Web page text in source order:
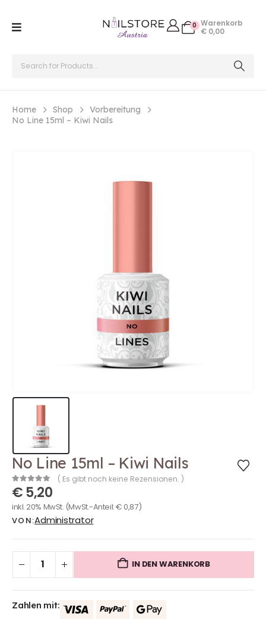
0 Warenkorb
€ 0,00
Home Shop
Vorbereitung
No Line 15ml – Kiwi Nails
No Line 15ml – Kiwi Nails
0out of 5
( Es gibt noch keine Rezensionen. )
€5,20
inkl. 20% MwSt. (MwSt.-Anteil:€ 0,87)
VON:Administrator
IN DEN WARENKORB
Zahlen mit: